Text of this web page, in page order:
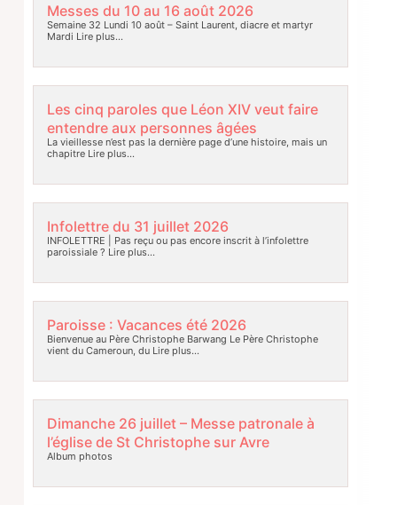
Messes du 10 au 16 août 2026
Semaine 32 Lundi 10 août – Saint Laurent, diacre et martyr
Mardi Lire plus…
Les cinq paroles que Léon XIV veut faire
entendre aux personnes âgées
La vieillesse n’est pas la dernière page d’une histoire, mais un
chapitreLire plus…
Infolettre du 31 juillet 2026
INFOLETTRE | Pas reçu ou pas encore inscrit à l’infolettre
paroissiale ? Lire plus…
Paroisse : Vacances été 2026
Bienvenue au Père Christophe Barwang Le Père Christophe
vient du Cameroun, duLire plus…
Dimanche 26 juillet – Messe patronale à
l’église de St Christophe sur Avre
Album photos